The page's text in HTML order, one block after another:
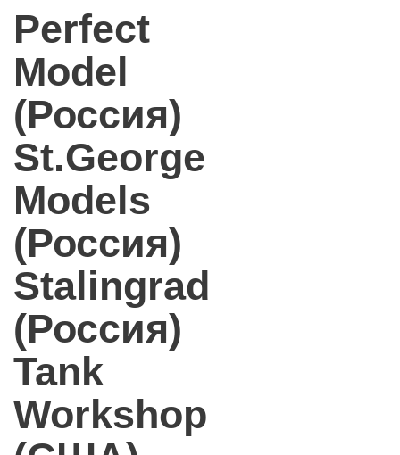
Perfect
Model
(Россия)
St.George
Models
(Россия)
Stalingrad
(Россия)
Tank
Workshop